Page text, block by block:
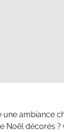
ambiance
Noël décorés